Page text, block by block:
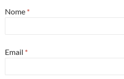
Nome *
Email *